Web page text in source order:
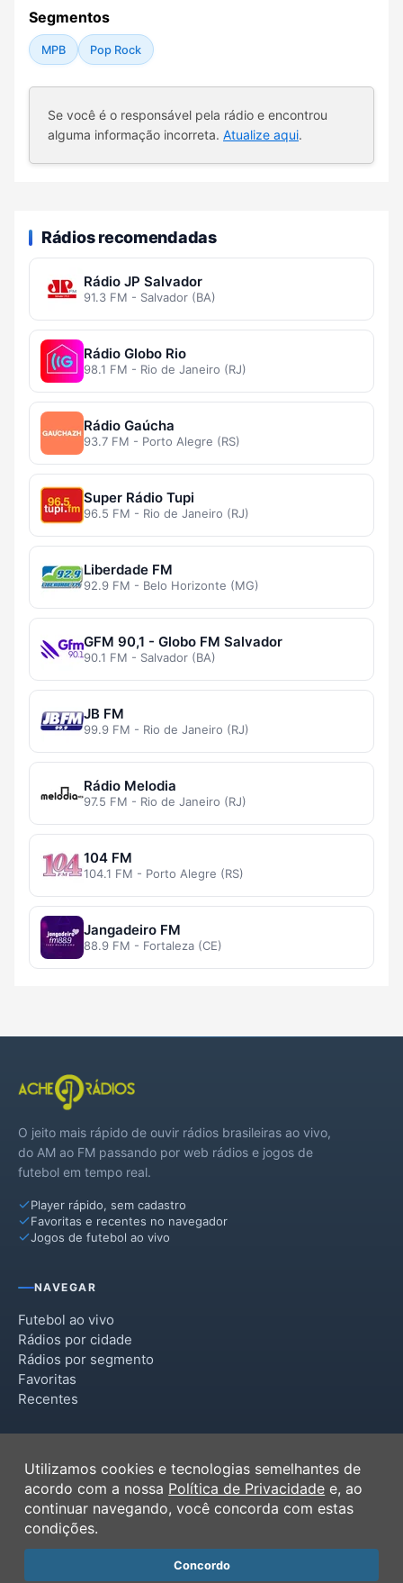
Segmentos
MPB Pop Rock
Se você é o responsável pela rádio e encontrou
alguma informação incorreta. Atualize aqui.
Rádios recomendadas
Rádio JP Salvador
91.3 FM - Salvador (BA)
Rádio Globo Rio
98.1 FM - Rio de Janeiro (RJ)
Rádio Gaúcha
93.7 FM - Porto Alegre (RS)
Super Rádio Tupi
96.5 FM - Rio de Janeiro (RJ)
Liberdade FM
92.9 FM - Belo Horizonte (MG)
GFM 90,1 - Globo FM Salvador
90.1 FM - Salvador (BA)
JB FM
99.9 FM - Rio de Janeiro (RJ)
Rádio Melodia
97.5 FM - Rio de Janeiro (RJ)
104 FM
104.1 FM - Porto Alegre (RS)
Jangadeiro FM
88.9 FM - Fortaleza (CE)
O jeito mais rápido de ouvir rádios brasileiras ao vivo,
do AM ao FM passando por web rádios e jogos de
futebol em tempo real.
Player rápido, sem cadastro
Favoritas e recentes no navegador
Jogos de futebol ao vivo
NAVEGAR
Futebol ao vivo
Rádios por cidade
Rádios por segmento
Favoritas
Recentes
Termos de Uso
Política de Privacidade
Ferramentas
Contato
Utilizamos cookies e tecnologias semelhantes de
acordo com a nossa Política de Privacidade e, ao
continuar navegando, você concorda com estas
condições.
Concordo